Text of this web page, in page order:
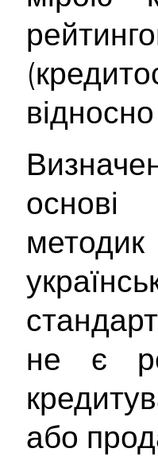
основі
не є
або